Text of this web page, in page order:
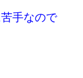
手なので